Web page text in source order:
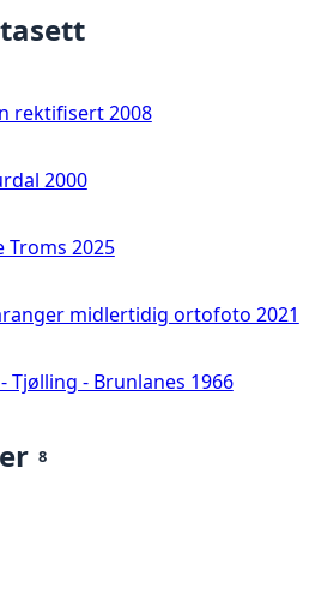
rektifisert 2008
2000
Troms 2025
midlertidig ortofoto 2021
Tjølling - Brunlanes 1966
8